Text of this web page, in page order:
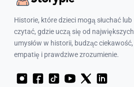
Historie, które dzieci mogą słuchać lub
czytać, gdzie uczą się od największych
umysłów w historii, budząc ciekawość,
empatię i prawdziwe zrozumienie.